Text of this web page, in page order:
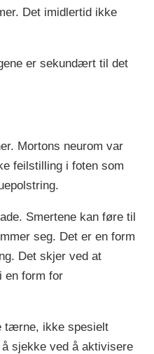
Det imidlertid ikke
er sekundært til det
Mortons neurom var
feilstilling i foten som
Smertene kan føre til
seg. Det er en form
Det skjer ved at
en form for
tærne, ikke spesielt
sjekke ved å aktivisere